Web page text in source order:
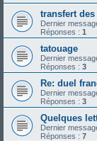
transfert
Dernier
Réponses : 1
tatouage
Dernier
Réponses : 3
Re: duel
Dernier
Réponses : 3
Quelques
Dernier
Réponses : 7